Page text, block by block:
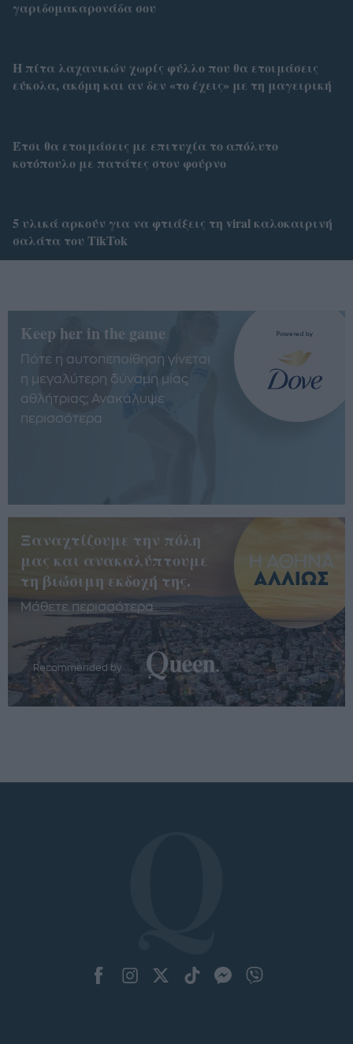
γαριδομακαρονάδα σου
Η πίτα λαχανικών χωρίς φύλλο που θα ετοιμάσεις
εύκολα, ακόμη και αν δεν «το έχεις» με τη μαγειρική
Έτσι θα ετοιμάσεις με επιτυχία το απόλυτο
κοτόπουλο με πατάτες στον φούρνο
5 υλικά αρκούν για να φτιάξεις τη viral καλοκαιρινή
σαλάτα του TikTok
Keep her in the game
Πότε η αυτοπεποίθηση γίνεται
η μεγαλύτερη δύναμη μίας
αθλήτριας; Ανακάλυψε
περισσότερα
Ξαναχτίζουμε την πόλη
μας και ανακαλύπτουμε
τη βιώσιμη εκδοχή της.
Μάθετε περισσότερα
Recommended by